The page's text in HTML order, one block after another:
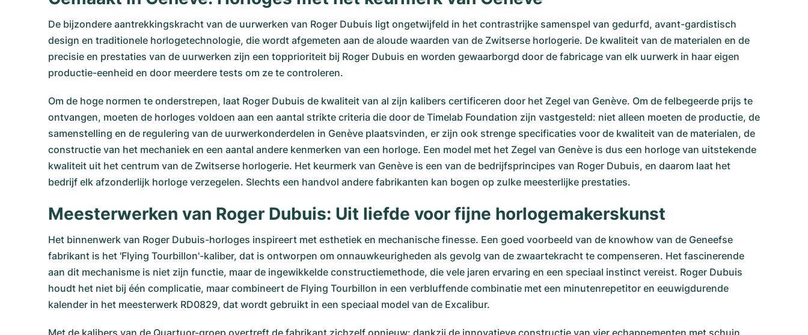
De bijzondere aantrekkingskracht van de uurwerken van Roger Dubuis ligt ongetwijfeld in het contrastrijke samenspel van gedurfd, avant-gardistisch
design en traditionele horlogetechnologie, die wordt afgemeten aan de aloude waarden van de Zwitserse horlogerie. De kwaliteit van de materialen en de
precisie en prestaties van de uurwerken zijn een topprioriteit bij Roger Dubuis en worden gewaarborgd door de fabricage van elk uurwerk in haar eigen
productie-eenheid en door meerdere tests om ze te controleren.
Om de hoge normen te onderstrepen, laat Roger Dubuis de kwaliteit van al zijn kalibers certificeren door het Zegel van Genève. Om de felbegeerde prijs te
ontvangen, moeten de horloges voldoen aan een aantal strikte criteria die door de Timelab Foundation zijn vastgesteld: niet alleen moeten de productie, de
samenstelling en de regulering van de uurwerkonderdelen in Genève plaatsvinden, er zijn ook strenge specificaties voor de kwaliteit van de materialen, de
constructie van het mechaniek en een aantal andere kenmerken van een horloge. Een model met het Zegel van Genève is dus een horloge van uitstekende
kwaliteit uit het centrum van de Zwitserse horlogerie. Het keurmerk van Genève is een van de bedrijfsprincipes van Roger Dubuis, en daarom laat het
bedrijf elk afzonderlijk horloge verzegelen. Slechts een handvol andere fabrikanten kan bogen op zulke meesterlijke prestaties.
Meesterwerken van Roger Dubuis: Uit liefde voor fijne horlogemakerskunst
Het binnenwerk van Roger Dubuis-horloges inspireert met esthetiek en mechanische finesse. Een goed voorbeeld van de knowhow van de Geneefse
fabrikant is het 'Flying Tourbillon'-kaliber, dat is ontworpen om onnauwkeurigheden als gevolg van de zwaartekracht te compenseren. Het fascinerende
aan dit mechanisme is niet zijn functie, maar de ingewikkelde constructiemethode, die vele jaren ervaring en een speciaal instinct vereist. Roger Dubuis
houdt het niet bij één complicatie, maar combineert de Flying Tourbillon in een verbluffende combinatie met een minutenrepetitor en eeuwigdurende
kalender in het meesterwerk RD0829, dat wordt gebruikt in een speciaal model van de Excalibur.
Met de kalibers van de Quartuor-groep overtreft de fabrikant zichzelf opnieuw: dankzij de innovatieve constructie van vier echappementen met schuin